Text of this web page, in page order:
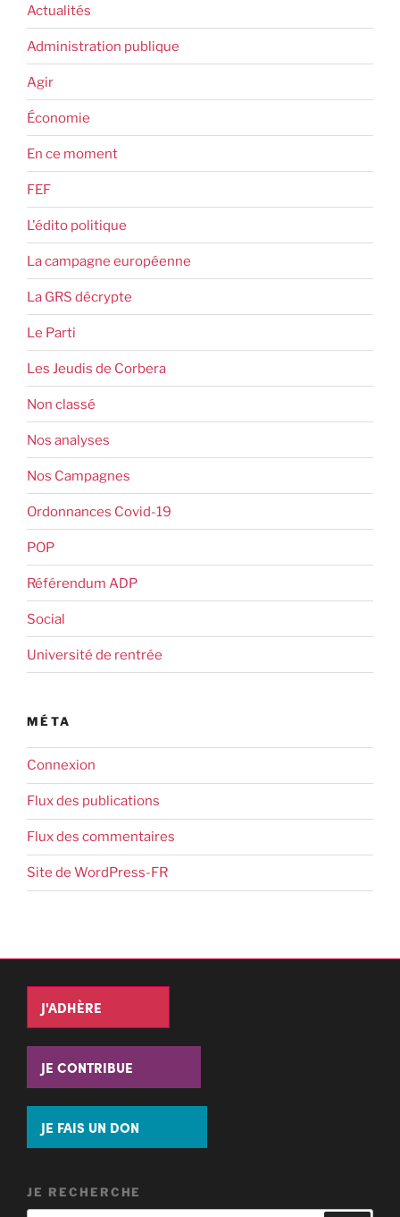
Actualités
Administration publique
Agir
Économie
En ce moment
FEF
L'édito politique
La campagne européenne
La GRS décrypte
Le Parti
Les Jeudis de Corbera
Non classé
Nos analyses
Nos Campagnes
Ordonnances Covid-19
POP
Référendum ADP
Social
Université de rentrée
MÉTA
Connexion
Flux des publications
Flux des commentaires
Site de WordPress-FR
J'ADHÈRE
JE CONTRIBUE
JE FAIS UN DON
JE RECHERCHE